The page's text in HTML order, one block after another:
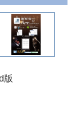
版